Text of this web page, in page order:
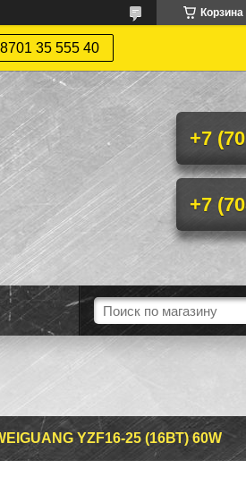
Корзина
8701 35 555 40
+7
+7
YZF16-25 (16ВТ) 60W